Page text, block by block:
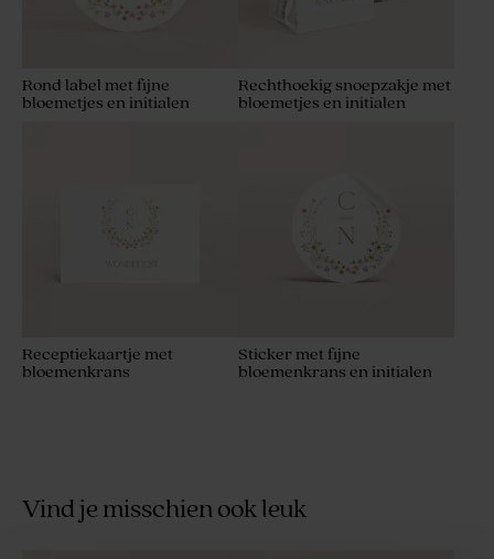
Rond label met fijne
bloemetjes en initialen
Rechthoekig snoepzakje met
bloemetjes en initialen
Receptiekaartje met
bloemenkrans
Sticker met fijne
bloemenkrans en initialen
Vind je misschien ook leuk